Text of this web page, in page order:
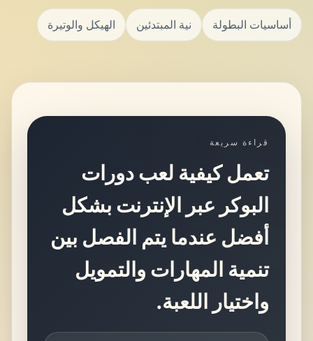
أساسيات البطولة نية المبتدئين الهيكل والوتيرة
قراءة سريعة
تعمل كيفية لعب دورات
البوكر عبر الإنترنت بشكل
أفضل عندما يتم الفصل بين
تنمية المهارات والتمويل
واختيار اللعبة.